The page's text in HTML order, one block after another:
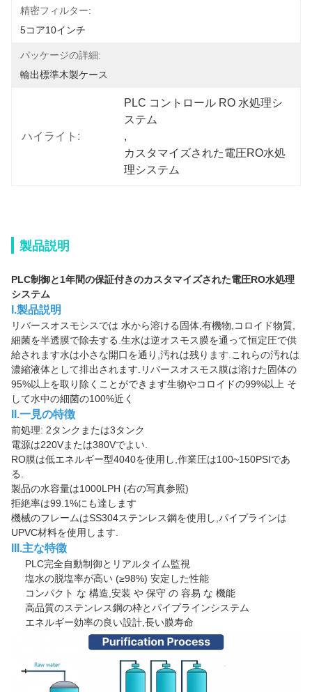
精密フィルター:
5コア10インチ
パッケージの詳細:
輸出標準木製ケース
ハイライト:
PLC コントロール RO 水処理シ
ステム
,
カスタマイズされた電圧RO水処
理システム
製品説明
PLC制御と1年間の保証付きのカスタマイズされた電圧RO水処理
システム
I.製品説明
リバースオスモシスでは 水から溶ける固体,有機物,コロイド物質,
細菌を半透膜で除去する.生水は逆オスモス膜を通って恒定圧で供
給されます水は小さな開口を通り,汚れは残ります.これらの汚れは
濃縮液体として排出されます.リバースオスモス膜は溶けた固体の
95%以上を取り除くことができます生物やコロイドの99%以上 そ
して水中の細菌の100%近く
II.一見の特徴
前処理: 2タンクまたは3タンク
電源は220Vまたは380Vでよい.
RO膜は低エネルギー型4040を使用し,作業圧は100~150PSIであ
る.
製品の水容量は1000LPH (右の写真参照)
拒絶率は99.1%にも達します
機械のフレームはSS304ステンレス鋼を使用し,パイプラインは
UPVC材料を使用します.
III.主な特徴
PLC完全自動制御とリアルタイム監視
塩水の脱塩率が高い (≥98%) 安定した性能
コンパクト な 構造,安装 や 保守 の 容易 な 機能
高品質のステンレス鋼の枠とパイプラインシステム
エネルギー効率の良い設計,長い膜寿命